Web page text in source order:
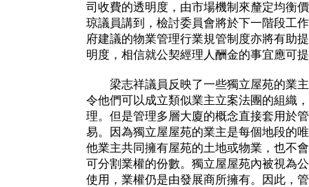
司收費的透明度，由市場機制來釐定均衡
琼議員講到，檢討委員會將於下一階段工
府建議的物業管理行業規管制度亦將有助
明度，相信就公契經理人酬金的事宜應可
梁志祥議員反映了一些獨立屋苑的業主
令他們可以成立類似業主立案法團的組織
理。但是管理多層大廈的概念直接套用於
易。因為獨立屋屋苑的業主是每個地段的
他業主共同擁有屋苑的土地或物業，也不
可分割業權的份數。獨立屋屋苑內被視為
使用，業權仍是由發展商所擁有。因此，